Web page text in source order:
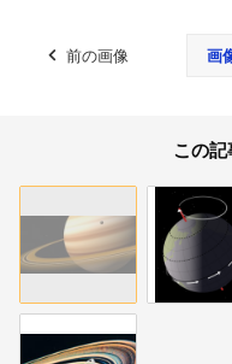
前の画像 画
この